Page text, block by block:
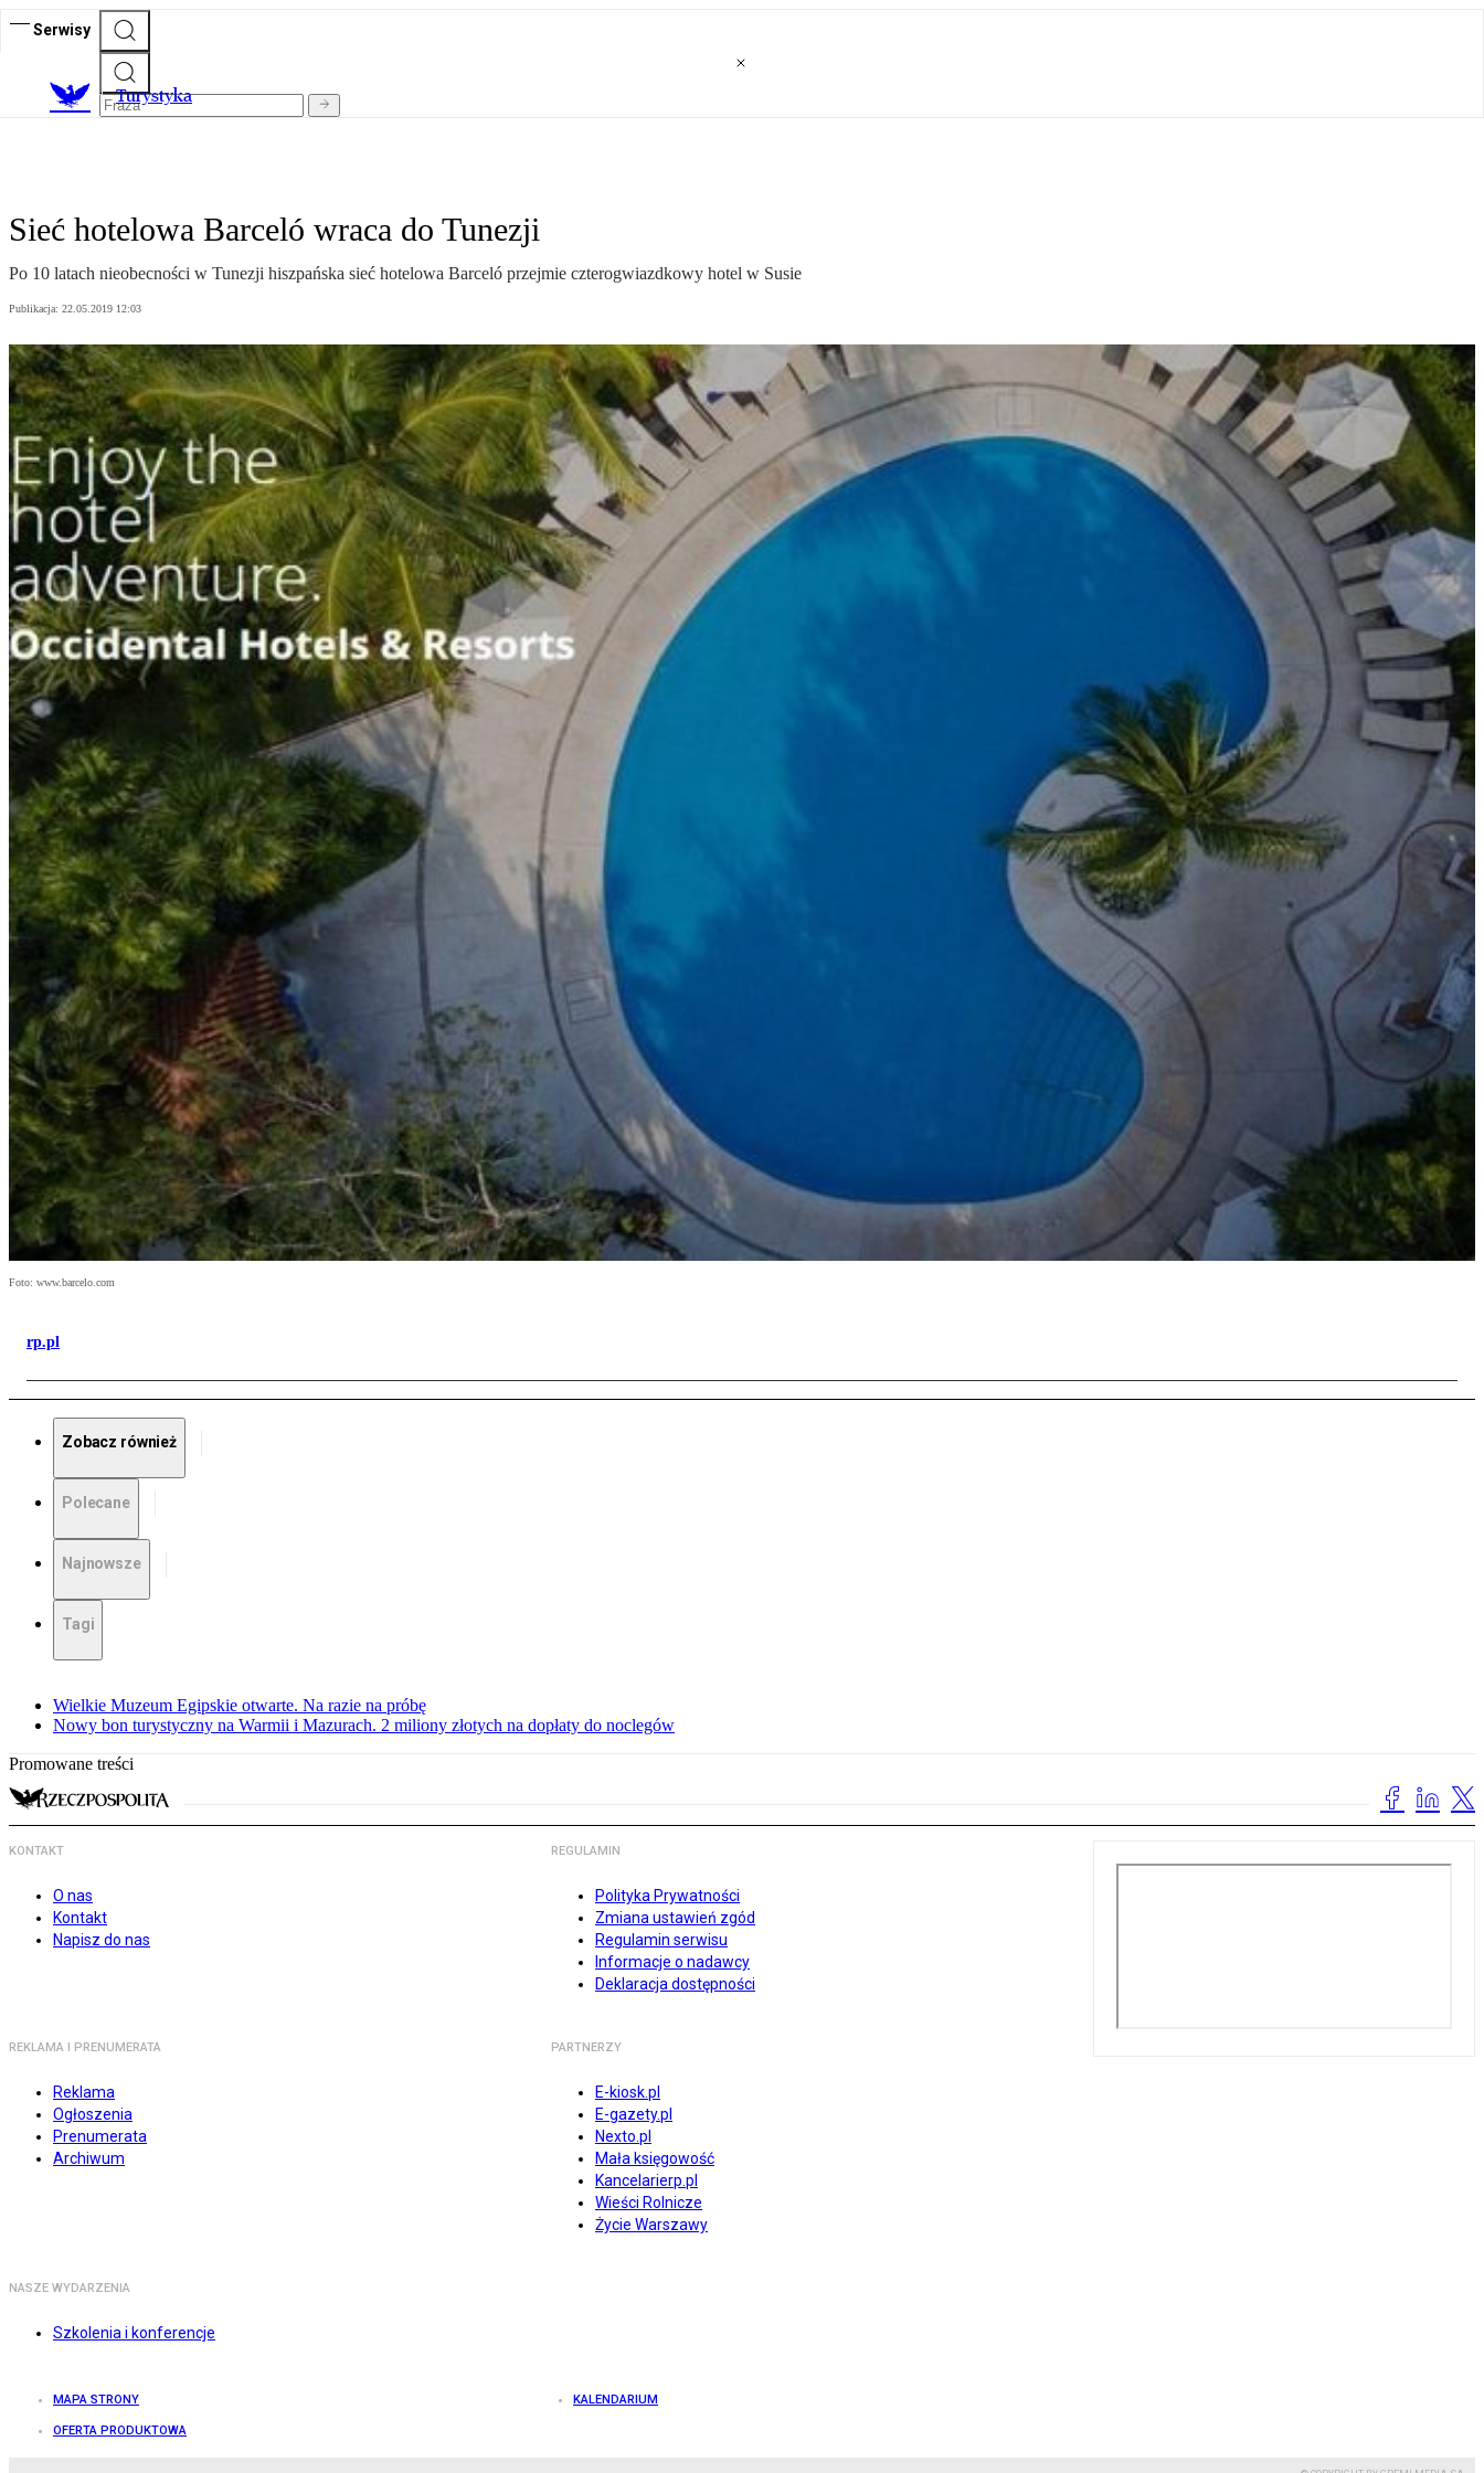
Serwisy
Turystyka
Sieć hotelowa Barceló wraca do Tunezji
Po 10 latach nieobecności w Tunezji hiszpańska sieć hotelowa Barceló przejmie czterogwiazdkowy hotel w Susie
Publikacja: 22.05.2019 12:03
Foto: www.barcelo.com
rp.pl
Zobacz również
Polecane
Najnowsze
Tagi
Wielkie Muzeum Egipskie otwarte. Na razie na próbę
Nowy bon turystyczny na Warmii i Mazurach. 2 miliony złotych na dopłaty do noclegów
Promowane treści
KONTAKT
O nas
Kontakt
Napisz do nas
REGULAMIN
Polityka Prywatności
Zmiana ustawień zgód
Regulamin serwisu
Informacje o nadawcy
Deklaracja dostępności
REKLAMA I PRENUMERATA
Reklama
Ogłoszenia
Prenumerata
Archiwum
PARTNERZY
E-kiosk.pl
E-gazety.pl
Nexto.pl
Mała księgowość
Kancelarierp.pl
Wieści Rolnicze
Życie Warszawy
NASZE WYDARZENIA
Szkolenia i konferencje
MAPA STRONY KALENDARIUM
OFERTA PRODUKTOWA